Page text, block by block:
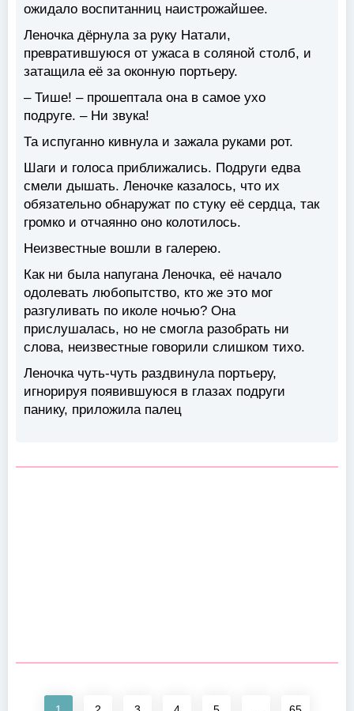
ожидало воспитанниц наистрожайшее.
Леночка дёрнула за руку Натали,
превратившуюся от ужаса в соляной столб, и
затащила её за оконную портьеру.
– Тише! – прошептала она в самое ухо
подруге. – Ни звука!
Та испуганно кивнула и зажала руками рот.
Шаги и голоса приближались. Подруги едва
смели дышать. Леночке казалось, что их
обязательно обнаружат по стуку её сердца, так
громко и отчаянно оно колотилось.
Неизвестные вошли в галерею.
Как ни была напугана Леночка, её начало
одолевать любопытство, кто же это мог
разгуливать по иколе ночью? Она
прислушалась, но не смогла разобрать ни
слова, неизвестные говорили слишком тихо.
Леночка чуть-чуть раздвинула портьеру,
игнорируя появившуюся в глазах подруги
панику, приложила палец